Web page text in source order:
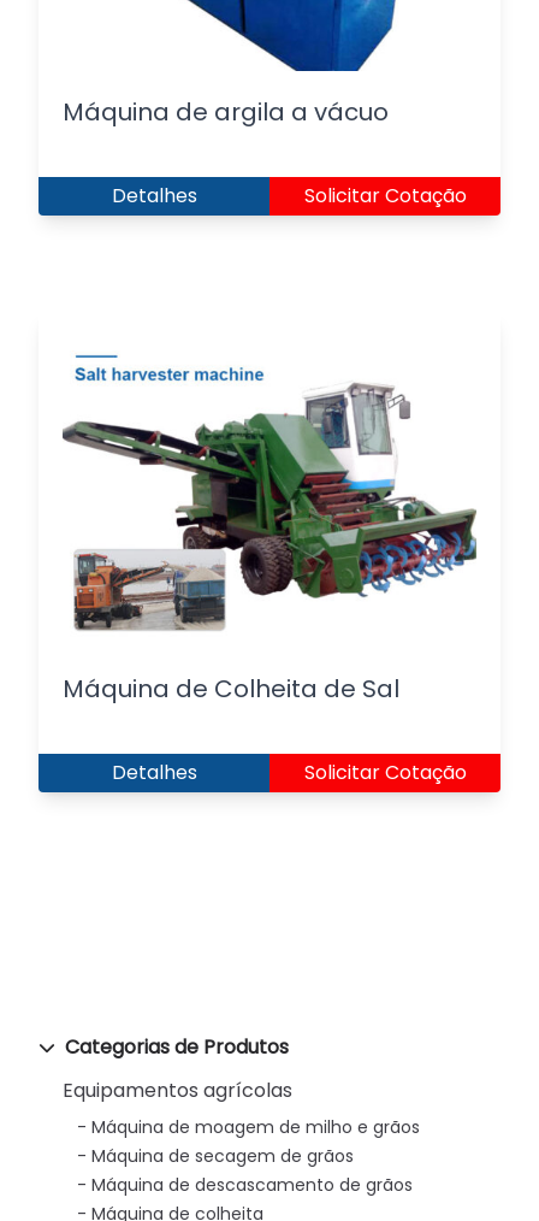
Categorias de Produtos
Equipamentos agrícolas
Máquina de moagem de milho e grãos
Máquina de secagem de grãos
Máquina de descascamento de grãos
Máquina de colheita
Máquina de argila a vácuo
Detalhes Solicitar Cotação
Máquina de Colheita de Sal
Detalhes Solicitar Cotação